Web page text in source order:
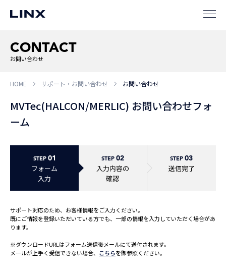
新卒 採用
CONTACT
お問い合わせ
HOME サポート・お問い合わせ お問い合わせ
MVTec(HALCON/MERLIC) お問い合わせフォ
ーム
STEP 01
フォーム
入力
STEP 02
入力内容の
確認
STEP 03
送信完了
サポート対応のため、お客様情報をご入力ください。
既にご情報を登録いただいている方でも、一部の情報を入力していただく場合があ
ります。
※ダウンロードURLはフォーム送信後メールにて送付されます。
メールが上手く受信できない場合、 こちらを御参照ください。